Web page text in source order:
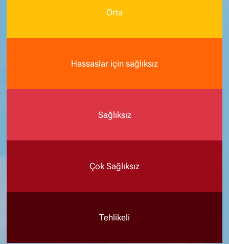
Orta
Hassaslar için sağlıksız
Sağlıksız
Çok Sağlıksız
Tehlikeli